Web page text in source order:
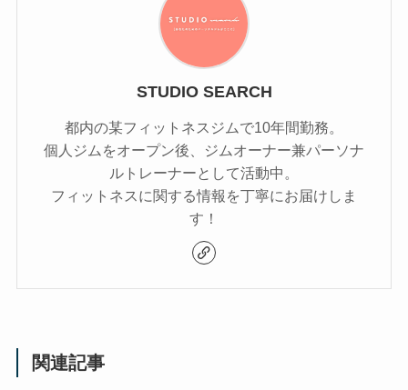
STUDIO SEARCH
都内の某フィットネスジムで10年間勤務。
個人ジムをオープン後、ジムオーナー兼パーソナ
ルトレーナーとして活動中。
フィットネスに関する情報を丁寧にお届けしま
す！
関連記事